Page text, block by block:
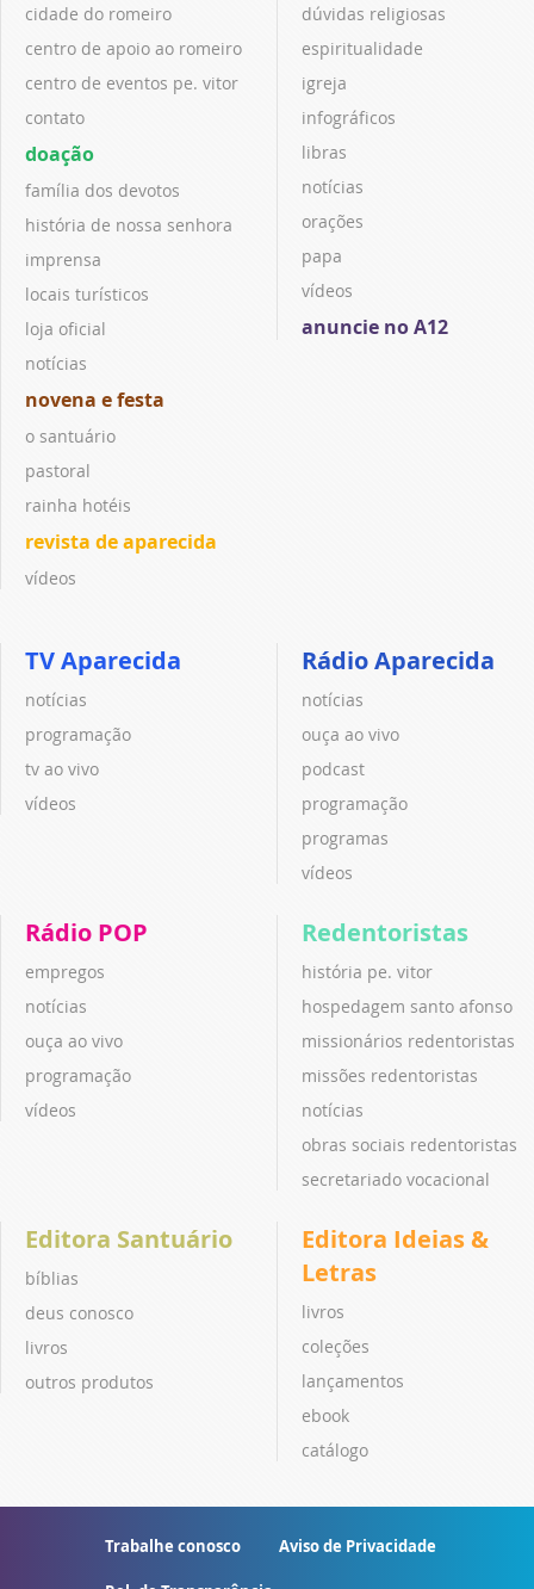
cidade do romeiro
centro de apoio ao romeiro
centro de eventos pe. vitor
contato
doação
família dos devotos
história de nossa senhora
imprensa
locais turísticos
loja oficial
notícias
novena e festa
o santuário
pastoral
rainha hotéis
revista de aparecida
vídeos
dúvidas religiosas
espiritualidade
igreja
infográficos
libras
notícias
orações
papa
vídeos
anuncie no A12
TV Aparecida
notícias
programação
tv ao vivo
vídeos
Rádio Aparecida
notícias
ouça ao vivo
podcast
programação
programas
vídeos
Rádio POP
empregos
notícias
ouça ao vivo
programação
vídeos
Redentoristas
história pe. vitor
hospedagem santo afonso
missionários redentoristas
missões redentoristas
notícias
obras sociais redentoristas
secretariado vocacional
Editora Santuário
bíblias
deus conosco
livros
outros produtos
Editora Ideias &
Letras
livros
coleções
lançamentos
ebook
catálogo
Trabalhe conosco Aviso de Privacidade